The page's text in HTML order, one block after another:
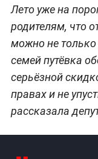
Лето уже на
родителям, что
можно не только
семей путёвка
серьёзной
правах и не
рассказала